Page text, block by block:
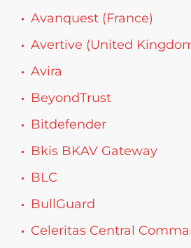
Avanquest (France)
Avertive (United
Avira
BeyondTrust
Bitdefender
Bkis BKAV Gateway
BLC
BullGuard
Celeritas Central